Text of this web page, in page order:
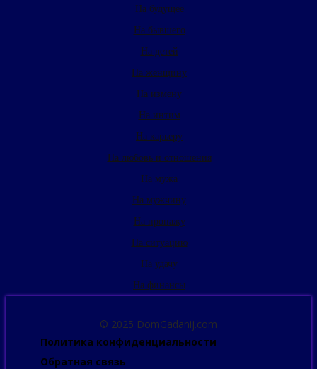
На будущее
На бывшего
На детей
На женщину
На измену
На интим
На карьеру
На любовь и отношения
На мужа
На мужчину
На пропажу
На ситуацию
На удачу
На финансы
© 2025 DomGadanij.com
Политика конфиденциальности
Обратная связь